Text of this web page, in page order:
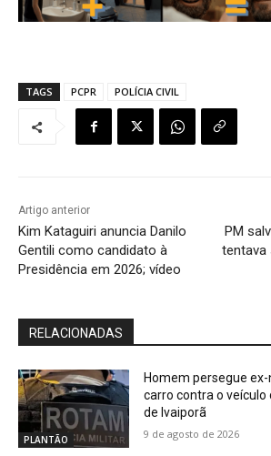
TAGS PCPR POLÍCIA CIVIL
Artigo anterior
Kim Kataguiri anuncia Danilo
Gentili como candidato à
Presidência em 2026; vídeo
PM
tentava
RELACIONADAS
PLANTÃO
Homem persegue
carro contra o
de Ivaiporã
9 de agosto de 2026